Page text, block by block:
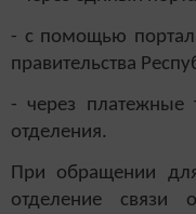
- с помощью
правительства
- через платежные
отделения.
При обращении
отделение связи